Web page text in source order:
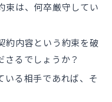
束は、何卒厳守してい
約内容という約束を破
さるでしょうか？
いる相手であれば、そ